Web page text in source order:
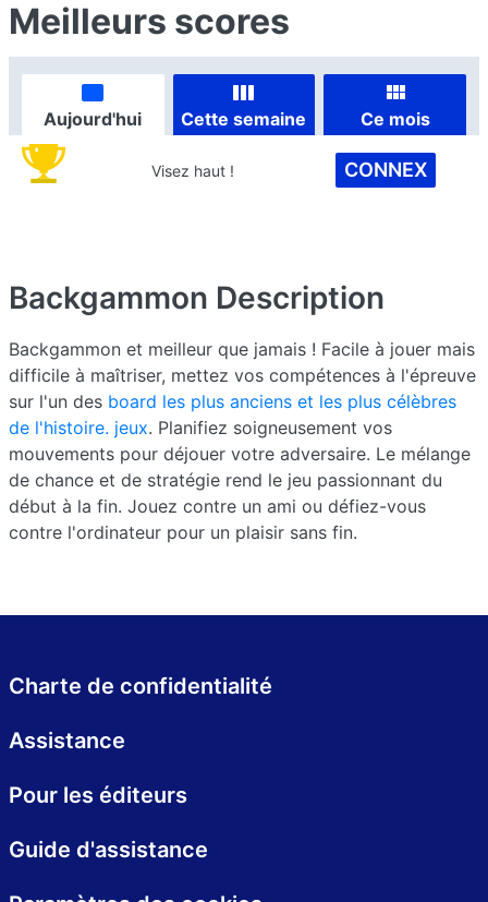
Meilleurs scores
Aujourd'hui Cette semaine Ce mois
Visez haut ! CONNEX
Backgammon Description
Backgammon et meilleur que jamais ! Facile à jouer mais
difficile à maîtriser, mettez vos compétences à l'épreuve
sur l'un des board les plus anciens et les plus célèbres
de l'histoire. jeux. Planifiez soigneusement vos
mouvements pour déjouer votre adversaire. Le mélange
de chance et de stratégie rend le jeu passionnant du
début à la fin. Jouez contre un ami ou défiez-vous
contre l'ordinateur pour un plaisir sans fin.
Charte de confidentialité
Assistance
Pour les éditeurs
Guide d'assistance